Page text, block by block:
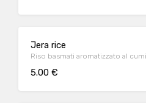
Jera rice
Riso basmati aromatizzato al
5.00 €